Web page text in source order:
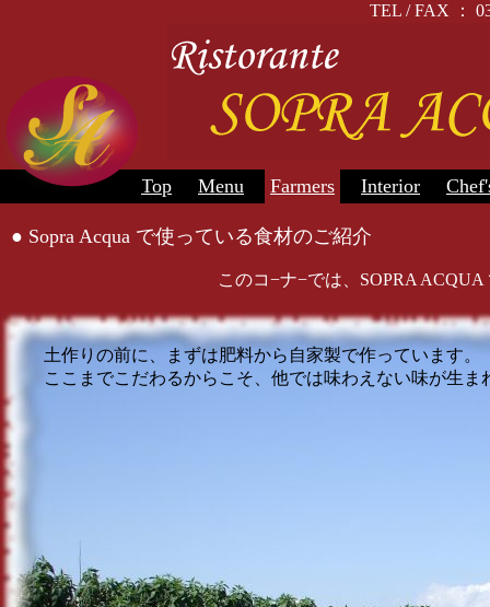
TEL / FAX ：
Top Menu Farmers Interior
● Sopra Acqua で使っている食材のご紹介
このコ−ナ−では、SOPRA
土作りの前に、まずは肥料から自家製で作っています。
ここまでこだわるからこそ、他では味わえない味が生ま